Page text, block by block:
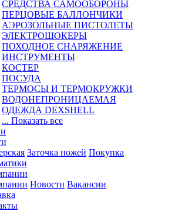
СРЕДСТВА САМООБОРОНЫ
ПЕРЦОВЫЕ БАЛЛОНЧИКИ
АЭРОЗОЛЬНЫЕ ПИСТОЛЕТЫ
ЭЛЕКТРОШОКЕРЫ
ПОХОДНОЕ СНАРЯЖЕНИЕ
ИНСТРУМЕНТЫ
КОСТЕР
ПОСУДА
ТЕРМОСЫ И ТЕРМОКРУЖКИ
ВОДОНЕПРОНИЦАЕМАЯ
ОДЕЖДА DEXSHELL
... Показать все
Заточка ножей Покупка
Новости Вакансии